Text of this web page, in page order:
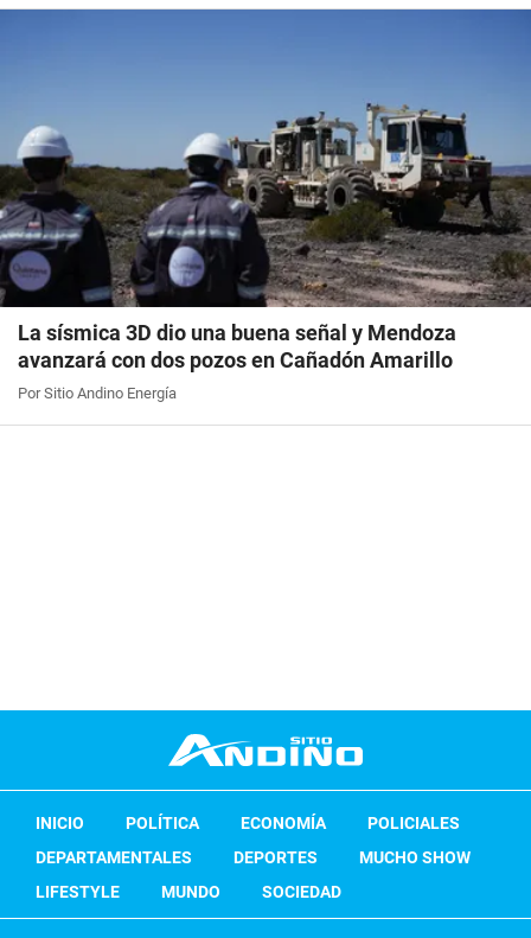
La sísmica 3D dio una buena señal y Mendoza
avanzará con dos pozos en Cañadón Amarillo
Por Sitio Andino Energía
INICIO POLÍTICA ECONOMÍA
POLICIALES
DEPARTAMENTALES
DEPORTES
MUCHO SHOW
LIFESTYLE
MUNDO SOCIEDAD